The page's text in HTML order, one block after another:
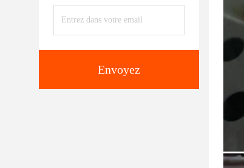
Envoyez